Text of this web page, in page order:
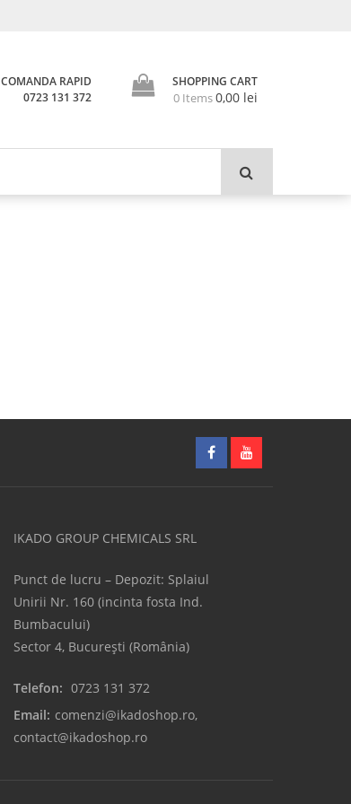
COMANDA RAPID
0723 131 372
SHOPPING CART
0 Items0,00 lei
IKADO GROUP CHEMICALS SRL
Punct de lucru – Depozit: Splaiul
Unirii Nr. 160 (incinta fosta Ind.
Bumbacului)
Sector 4, București (România)
Telefon: 0723 131 372
Email: comenzi@ikadoshop.ro,
contact@ikadoshop.ro